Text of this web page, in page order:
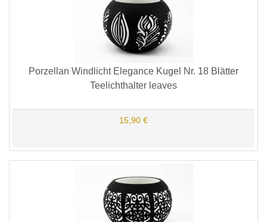
Porzellan Windlicht Elegance Kugel Nr. 18 Blätter
Teelichthalter leaves
15,90 €